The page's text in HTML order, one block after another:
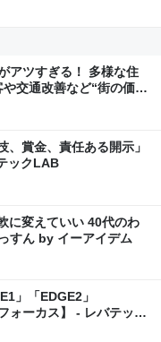
アツすぎる！ 多様な住
交通改善など“街の価値
賞金、責任ある開示」
ックLAB
に変えていい 40代のわ
すん by イーアイデム
」「EDGE2」
ォーカス】 - レバテック